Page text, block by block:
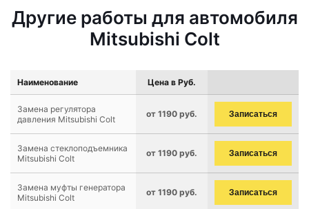
Другие работы для автомобиля
Mitsubishi Colt
Наименование Цена в Руб.
Замена регулятора
давления Mitsubishi Colt
от 1190 руб. Записаться
Замена стеклоподъемника
Mitsubishi Colt
от 1190 руб. Записаться
Замена муфты генератора
Mitsubishi Colt
от 1190 руб. Записаться